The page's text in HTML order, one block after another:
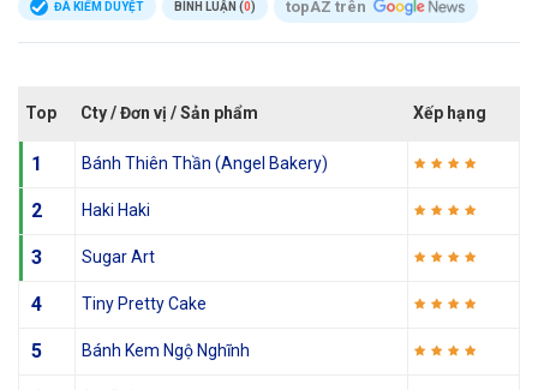
ĐÃ KIỂM DUYỆT BÌNH LUẬN (0) topAZ trên
Top Cty / Đơn vị / Sản phẩm Xếp hạng
1 Bánh Thiên Thần (Angel Bakery)
2 Haki Haki
3 Sugar Art
4 Tiny Pretty Cake
5 Bánh Kem Ngộ Nghĩnh